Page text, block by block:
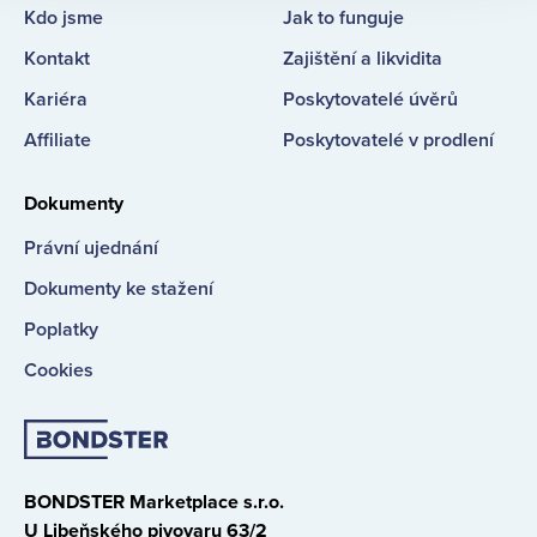
Kdo jsme
Kontakt
Kariéra
Affiliate
Jak to funguje
Zajištění a likvidita
Poskytovatelé úvěrů
Poskytovatelé v prodlení
Dokumenty
Právní ujednání
Dokumenty ke stažení
Poplatky
Cookies
BONDSTER Marketplace s.r.o.
U Libeňského pivovaru 63/2